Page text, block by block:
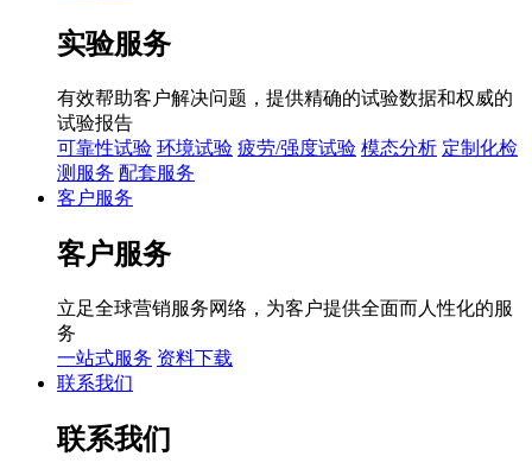
实验服务
有效帮助客户解决问题，提供精确的试验数据和权威的
试验报告
可靠性试验 环境试验 疲劳/强度试验 模态分析 定制化检
测服务 配套服务
客户服务
客户服务
立足全球营销服务网络，为客户提供全面而人性化的服
务
一站式服务 资料下载
联系我们
联系我们